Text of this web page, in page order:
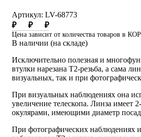
Артикул: LV-68773
₽
₽ ₽
Цена зависит от количества товаров в
В наличии (на складе)
Исключительно полезная и
втулки нарезана Т2-резьба, а сама
визуальных, так и при
При визуальных наблюдениях она
увеличение телескопа. Линза имеет
окулярами, имеющими диаметр
При фотографических наблюдениях